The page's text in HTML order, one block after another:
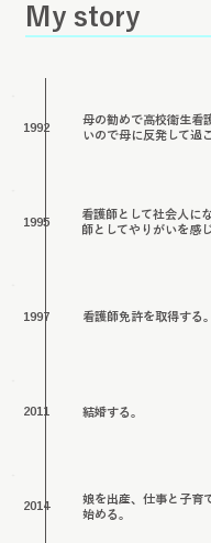
母の勧めで高校衛生看
いので母に反発して過ご
看護師として社会人に
師としてやりがいを感じ
結婚する。
娘を出産、仕事と子育
始める。
看護師免許を取得する。
1992
1995
1997
2011
2014
​My story